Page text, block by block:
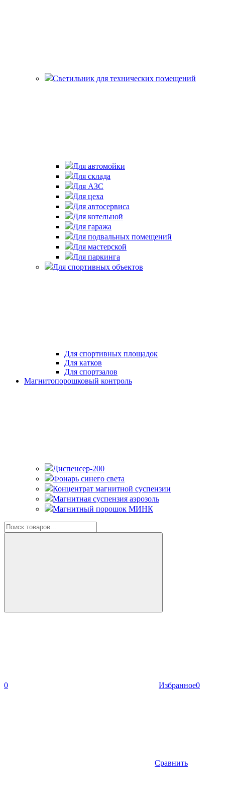
Светильник для технических помещений
Для автомойки
Для склада
Для АЗС
Для цеха
Для автосервиса
Для котельной
Для гаража
Для подвальных помещений
Для мастерской
Для паркинга
Для спортивных объектов
Для спортивных площадок
Для катков
Для спортзалов
Магнитопорошковый контроль
Диспенсер-200
Фонарь синего света
Концентрат магнитной суспензии
Магнитная суспензия аэрозоль
Магнитный порошок МИНК
0 Избранное0
Сравнить